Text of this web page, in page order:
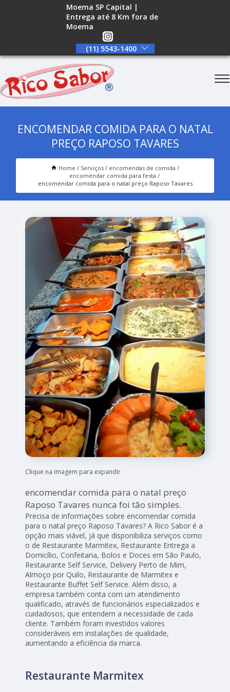
Moema SP Capital |
Entrega até 8 Km fora de
Moema
(11) 5543-1400
ENCOMENDAR COMIDA PARA O NATAL
PREÇO RAPOSO TAVARES
Home Serviços
encomendas de comida
encomendar comida para festa
encomendar comida para o natal preço Raposo Tavares
Clique na imagem para expandir
encomendar comida para o natal preço
Raposo Tavares nunca foi tão simples.
Precisa de informações sobre encomendar comida
para o natal preço Raposo Tavares? A Rico Sabor é a
opção mais viável, já que disponibiliza serviços como
o de Restaurante Marmitex, Restaurante Entrega a
Domicílio, Confeitaria, Bolos e Doces em São Paulo,
Restaurante Self Service, Delivery Perto de Mim,
Almoço por Quilo, Restaurante de Marmitex e
Restaurante Buffet Self Service. Além disso, a
empresa também conta com um atendimento
qualificado, através de funcionários especializados e
cuidadosos, que entendem a necessidade de cada
cliente. Também foram investidos valores
consideráveis em instalações de qualidade,
aumentando a eficiência da marca.
Restaurante Marmitex